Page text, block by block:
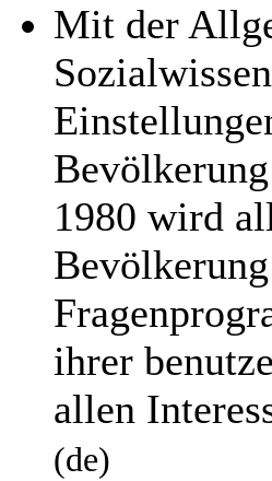
Mit der
1980 wird
ihrer
allen
(de)